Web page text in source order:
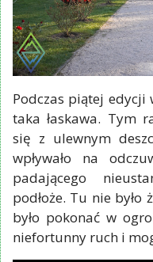
Podczas piątej
taka łaskawa. Tym
się z ulewnym
wpływało na
padającego
podłoże. Tu nie było
było pokonać w
niefortunny ruch i